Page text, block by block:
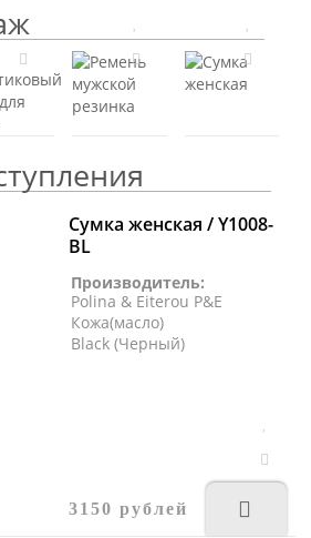
Сумка женская / Y1008-
BL
Производитель:
Polina & Eiterou P&E
Кожа(масло)
Black (Черный)
3150 рублей